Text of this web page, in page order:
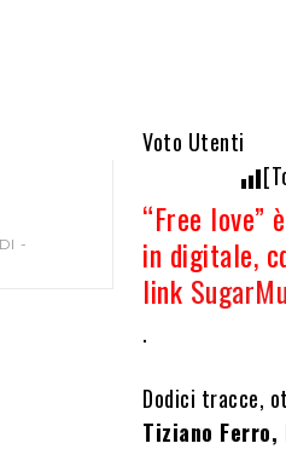
-
Voto Utenti
“Free love”
in digitale,
link
.
Dodici tracce,
Tiziano